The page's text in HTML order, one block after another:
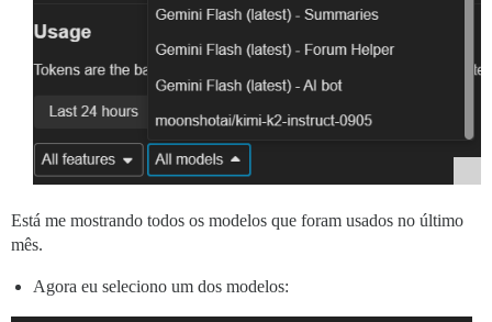
Está me mostrando todos os modelos que foram usados no último
mês.
Agora eu seleciono um dos modelos: